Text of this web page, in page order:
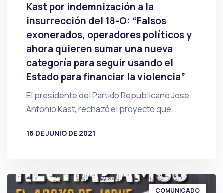
Kast por indemnización a la
insurrección del 18-O: “Falsos
exonerados, operadores políticos y
ahora quieren sumar una nueva
categoría para seguir usando el
Estado para financiar la violencia”
El presidente del Partido Republicano José
Antonio Kast, rechazó el proyecto que…
16 DE JUNIO DE 2021
COMUNICADO